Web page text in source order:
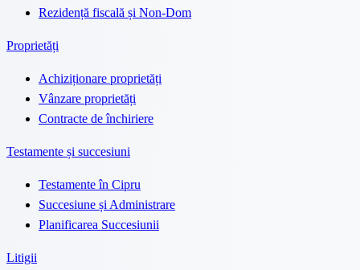
Rezidență fiscală și Non-Dom
Proprietăți
Achiziționare proprietăți
Vânzare proprietăți
Contracte de închiriere
Testamente și succesiuni
Testamente în Cipru
Succesiune și Administrare
Planificarea Succesiunii
Litigii